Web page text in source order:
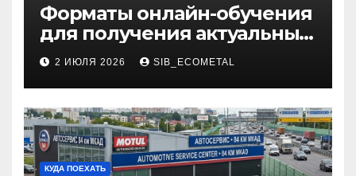
Форматы онлайн-обучения
для получения актуальных
профессий
2 ИЮЛЯ 2026 SIB_ECOMETAL
КУДА ПОЕХАТЬ